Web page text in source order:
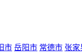
市 岳阳市 常德市 张家